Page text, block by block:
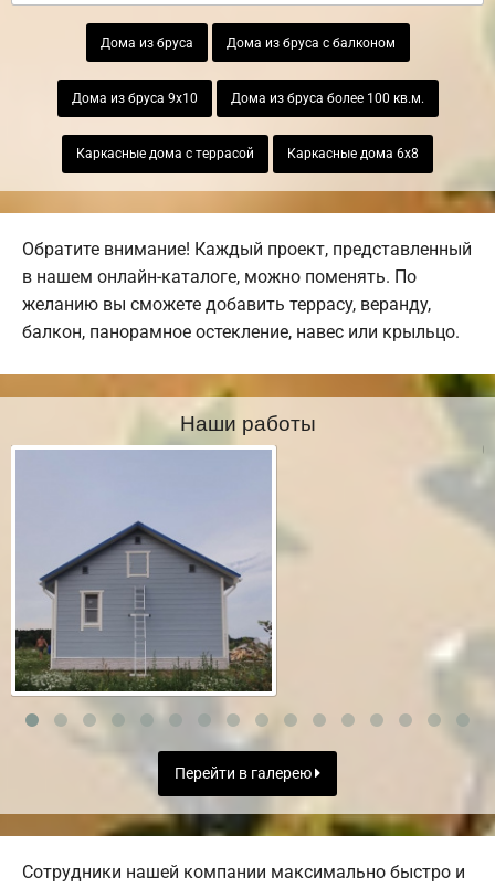
Дома из бруса Дома из бруса с балконом
Дома из бруса 9х10 Дома из бруса более 100 кв.м.
Каркасные дома с террасой Каркасные дома 6х8
Обратите внимание! Каждый проект, представленный
в нашем онлайн-каталоге, можно поменять. По
желанию вы сможете добавить террасу, веранду,
балкон, панорамное остекление, навес или крыльцо.
Наши работы
Перейти в галерею
Сотрудники нашей компании максимально быстро и